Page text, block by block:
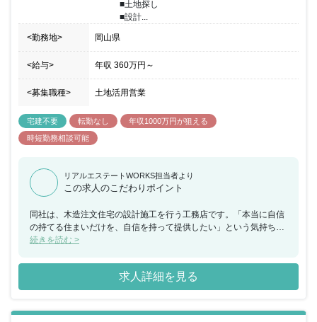
■土地探し
■設計...
<勤務地> 岡山県
<給与> 年収 360万円 ～
<募集職種> 土地活用営業
宅建不要 転勤なし
年収1000万円が狙える
時短勤務相談可能
リアルエステートWORKS担当者より
この求人のこだわりポイント
同社は、木造注文住宅の設計施工を行う工務店です。「本当に自信
の持てる住まいだけを、自信を持って提供したい」という気持ちを
持った敏腕のハウスプランナーが、お客さまの家づくりのサポート
探しの段階から完成後のサポートまで、お客さまと「マン・ツー・
マン」で向き合うことにこだわっています。一人のハウスプランナ
ーが最初から最後まで引き継ぎなしで担当することで、しっかりと
できると自負しています。今回、業績向上にともない、新たに営業
続きを読む >
求人詳細を見る